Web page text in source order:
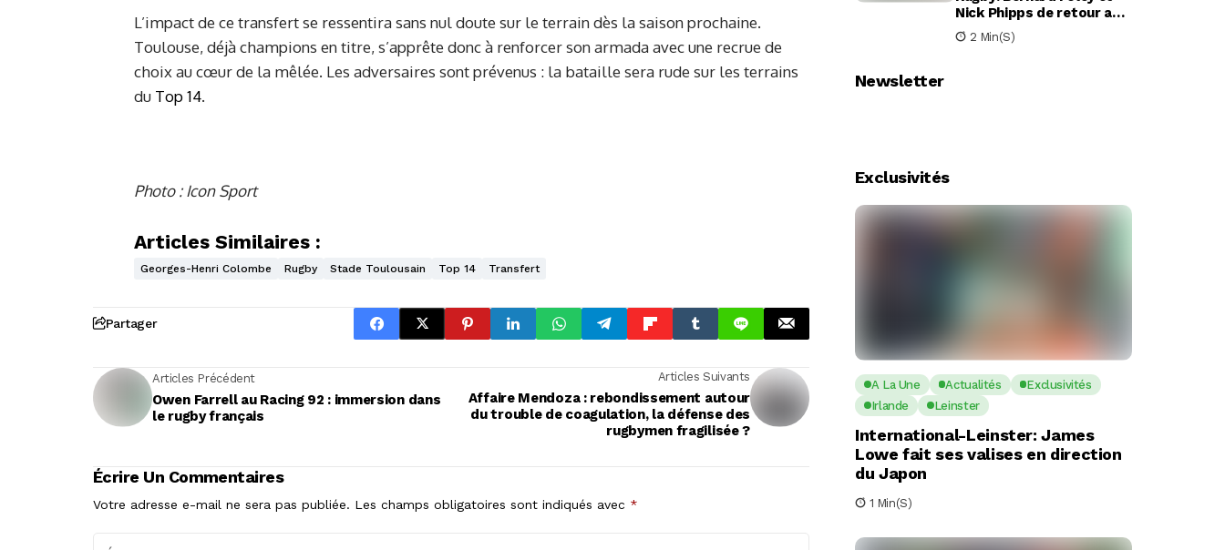
L’impact de ce transfert se ressentira sans nul doute sur le terrain dès la saison prochaine.
Toulouse, déjà champions en titre, s’apprête donc à renforcer son armada avec une recrue de
choix au cœur de la mêlée. Les adversaires sont prévenus : la bataille sera rude sur les terrains
du Top 14.
Photo : Icon Sport
Articles Similaires :
Georges-Henri Colombe Rugby Stade Toulousain Top 14 Transfert
Partager
Articles Précédent
Owen Farrell au Racing 92 : immersion dans
le rugby français
Articles Suivants
Affaire Mendoza : rebondissement autour
du trouble de coagulation, la défense des
rugbymen fragilisée ?
Écrire Un Commentaires
Votre adresse e-mail ne sera pas publiée. Les champs obligatoires sont indiqués avec *
Nick Phipps de retour aux
Waratahs
2 Min(s)
Newsletter
Exclusivités
A La Une Actualités
Exclusivités
Irlande
Leinster
International-Leinster: James
Lowe fait ses valises en direction
du Japon
1 Min(s)